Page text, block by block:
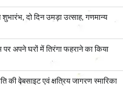
दो दिन उमड़ा उत्साह, गणमान्य
अपने घरों में तिरंगा फहराने का किया
की वेबसाइट एवं क्षत्रिय जागरण स्मारिका